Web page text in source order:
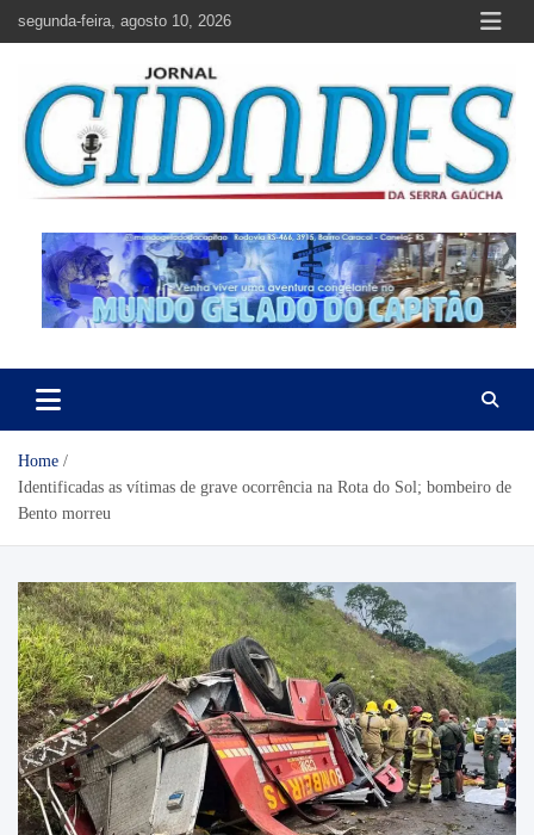
segunda-feira, agosto 10, 2026
Jornal Cidades da Serra Gaúcha
Home
Identificadas as vítimas de grave ocorrência na Rota do Sol; bombeiro de
Bento morreu